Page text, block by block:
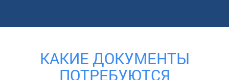
КАКИЕ ДОКУМЕНТЫ
ПОТРЕБУЮТСЯ